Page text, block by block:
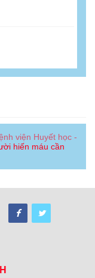
viện Huyết học -
hiến máu cần